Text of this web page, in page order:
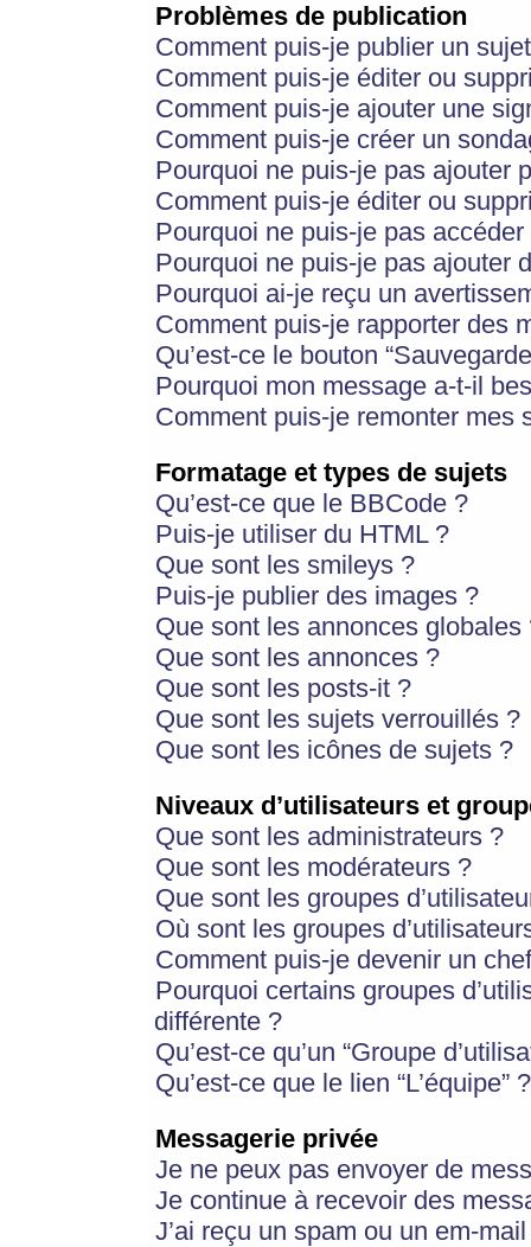
Problèmes de publication
Comment puis-je publier un
Comment puis-je éditer ou
Comment puis-je ajouter une
Comment puis-je créer un
Pourquoi ne puis-je pas ajouter
Comment puis-je éditer ou
Pourquoi ne puis-je pas
Pourquoi ne puis-je pas ajouter
Pourquoi ai-je reçu un
Comment puis-je rapporter des
Qu’est-ce le bouton
Pourquoi mon message a-t-il
Comment puis-je remonter mes
Formatage et types de sujets
Qu’est-ce que le BBCode ?
Puis-je utiliser du HTML ?
Que sont les smileys ?
Puis-je publier des images ?
Que sont les annonces globales
Que sont les annonces ?
Que sont les posts-it ?
Que sont les sujets verrouillés ?
Que sont les icônes de sujets ?
Niveaux d’utilisateurs et
Que sont les administrateurs ?
Que sont les modérateurs ?
Que sont les groupes
Où sont les groupes
Comment puis-je devenir un
Pourquoi certains groupes
différente ?
Qu’est-ce qu’un “Groupe
Qu’est-ce que le lien “L’équipe” ?
Messagerie privée
Je ne peux pas envoyer de
Je continue à recevoir des
J’ai reçu un spam ou un em-